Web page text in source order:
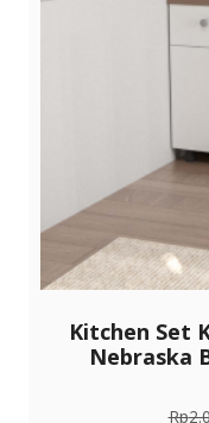
Kitchen Set
Nebraska
Rp